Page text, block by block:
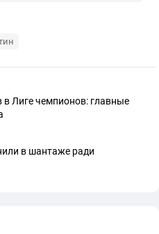
в Лиге чемпионов: главные
в шантаже ради